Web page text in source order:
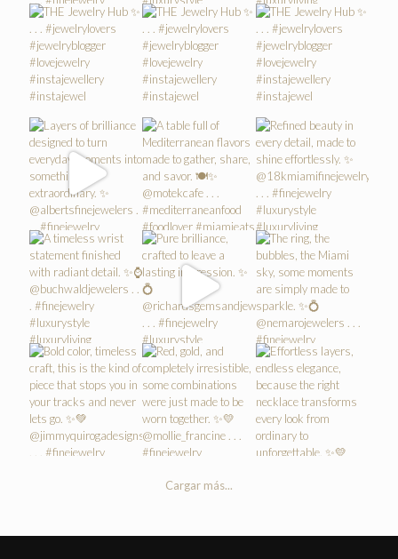
Cargar más...